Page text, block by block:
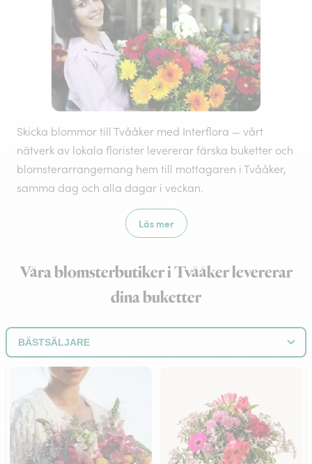
Skicka blommor till Tvååker med Interflora — vårt
nätverk av lokala florister levererar färska buketter och
blomsterarrangemang hem till mottagaren i Tvååker,
samma dag och alla dagar i veckan.
Läs mer
Våra blomsterbutiker i Tvååker levererar
dina buketter